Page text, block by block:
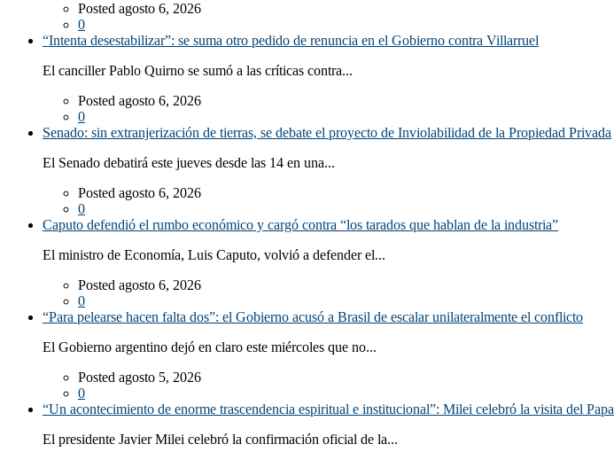
Posted agosto 6, 2026
0
“Intenta desestabilizar”: se suma otro pedido de renuncia en el Gobierno contra Villarruel
El canciller Pablo Quirno se sumó a las críticas contra...
Posted agosto 6, 2026
0
Senado: sin extranjerización de tierras, se debate el proyecto de Inviolabilidad de la Propiedad Privada
El Senado debatirá este jueves desde las 14 en una...
Posted agosto 6, 2026
0
Caputo defendió el rumbo económico y cargó contra “los tarados que hablan de la industria”
El ministro de Economía, Luis Caputo, volvió a defender el...
Posted agosto 6, 2026
0
“Para pelearse hacen falta dos”: el Gobierno acusó a Brasil de escalar unilateralmente el conflicto
El Gobierno argentino dejó en claro este miércoles que no...
Posted agosto 5, 2026
0
“Un acontecimiento de enorme trascendencia espiritual e institucional”: Milei celebró la visita del Papa
El presidente Javier Milei celebró la confirmación oficial de la...